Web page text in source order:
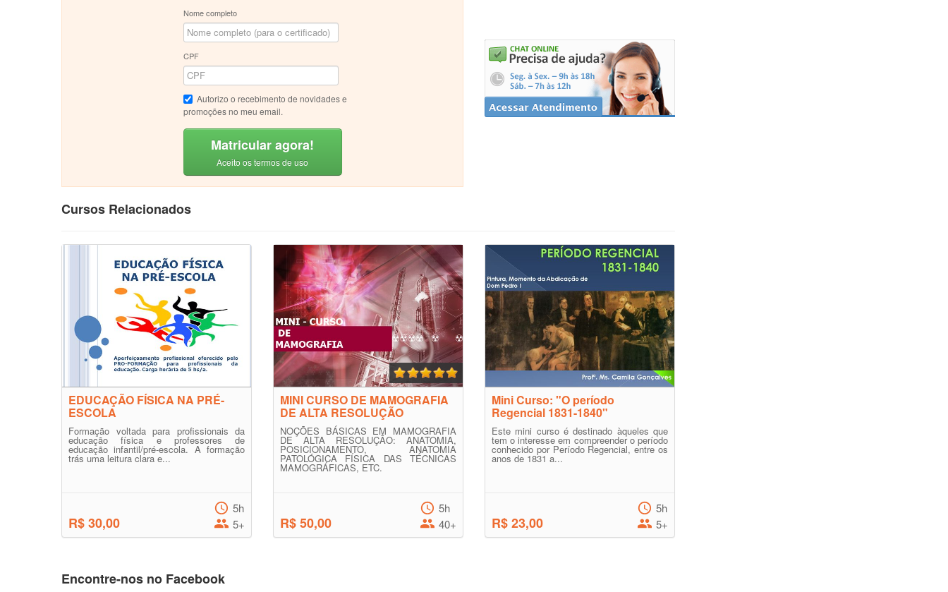
Nome completo
CPF
Autorizo o recebimento de novidades e
promoções no meu email.
Matricular agora!
Aceito os termos de uso
Cursos Relacionados
EDUCAÇÃO FÍSICA NA PRÉ-
ESCOLA
Formação voltada para profissionais da
educação física e professores de
educação infantil/pré-escola. A formação
trás uma leitura clara e...
R$ 30,00
5h
5+
MINI CURSO DE MAMOGRAFIA
DE ALTA RESOLUÇÃO
NOÇÕES BÁSICAS EM MAMOGRAFIA
DE ALTA RESOLUÇÃO: ANATOMIA,
POSICIONAMENTO, ANATOMIA
PATOLÓGICA FÍSICA DAS TÉCNICAS
MAMOGRÁFICAS, ETC.
R$ 50,00
5h
40+
Mini Curso: "O período
Regencial 1831-1840"
Este mini curso é destinado àqueles que
tem o interesse em compreender o período
conhecido por Período Regencial, entre os
anos de 1831 a...
R$ 23,00
5h
5+
Encontre-nos no Facebook